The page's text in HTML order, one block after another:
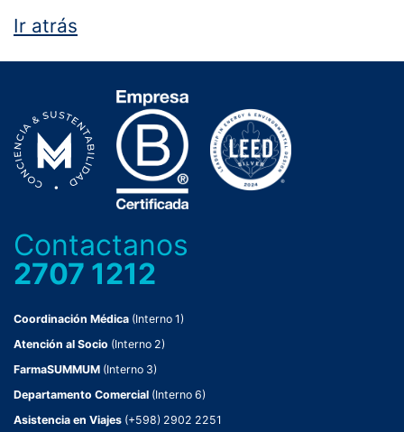
Ir atrás
Contactanos
2707 1212
Coordinación Médica (Interno 1)
Atención al Socio (Interno 2)
FarmaSUMMUM (Interno 3)
Departamento Comercial (Interno 6)
Asistencia en Viajes (+598) 2902 2251